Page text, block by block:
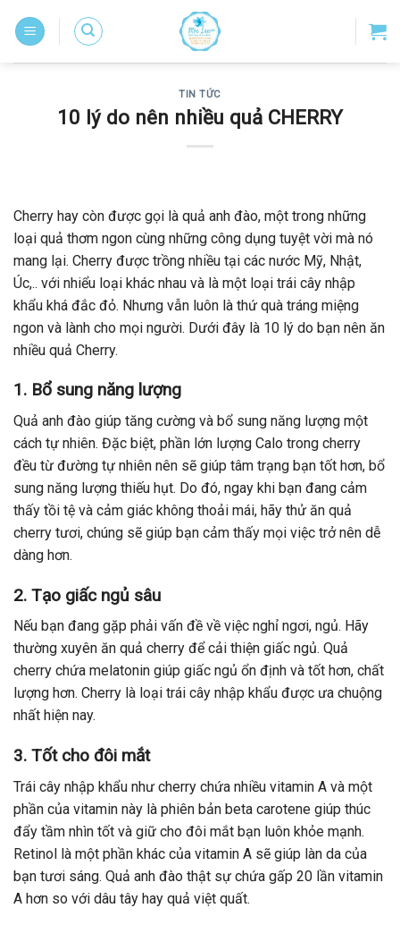
TIN TỨC
10 lý do nên nhiều quả CHERRY
Cherry hay còn được gọi là quả anh đào, một trong những
loại quả thơm ngon cùng những công dụng tuyệt vời mà nó
mang lại. Cherry được trồng nhiều tại các nước Mỹ, Nhật,
Úc,.. với nhiểu loại khác nhau và là một loại trái cây nhập
khẩu khá đắc đỏ. Nhưng vẫn luôn là thứ quà tráng miệng
ngon và lành cho mọi người. Dưới đây là 10 lý do bạn nên ăn
nhiều quả Cherry.
1. Bổ sung năng lượng
Quả anh đào giúp tăng cường và bổ sung năng lượng một
cách tự nhiên. Đặc biệt, phần lớn lượng Calo trong cherry
đều từ đường tự nhiên nên sẽ giúp tâm trạng bạn tốt hơn, bổ
sung năng lượng thiếu hụt. Do đó, ngay khi bạn đang cảm
thấy tồi tệ và cảm giác không thoải mái, hãy thử ăn quả
cherry tươi, chúng sẽ giúp bạn cảm thấy mọi việc trở nên dễ
dàng hơn.
2. Tạo giấc ngủ sâu
Nếu bạn đang gặp phải vấn đề về việc nghỉ ngơi, ngủ. Hãy
thường xuyên ăn quả cherry để cải thiện giấc ngủ. Quả
cherry chứa melatonin giúp giấc ngủ ổn định và tốt hơn, chất
lượng hơn. Cherry là loại trái cây nhập khẩu được ưa chuộng
nhất hiện nay.
3. Tốt cho đôi mắt
Trái cây nhập khẩu như cherry chứa nhiều vitamin A và một
phần của vitamin này là phiên bản beta carotene giúp thúc
đẩy tầm nhìn tốt và giữ cho đôi mắt bạn luôn khỏe mạnh.
Retinol là một phần khác của vitamin A sẽ giúp làn da của
bạn tươi sáng. Quả anh đào thật sự chứa gấp 20 lần vitamin
A hơn so với dâu tây hay quả việt quất.